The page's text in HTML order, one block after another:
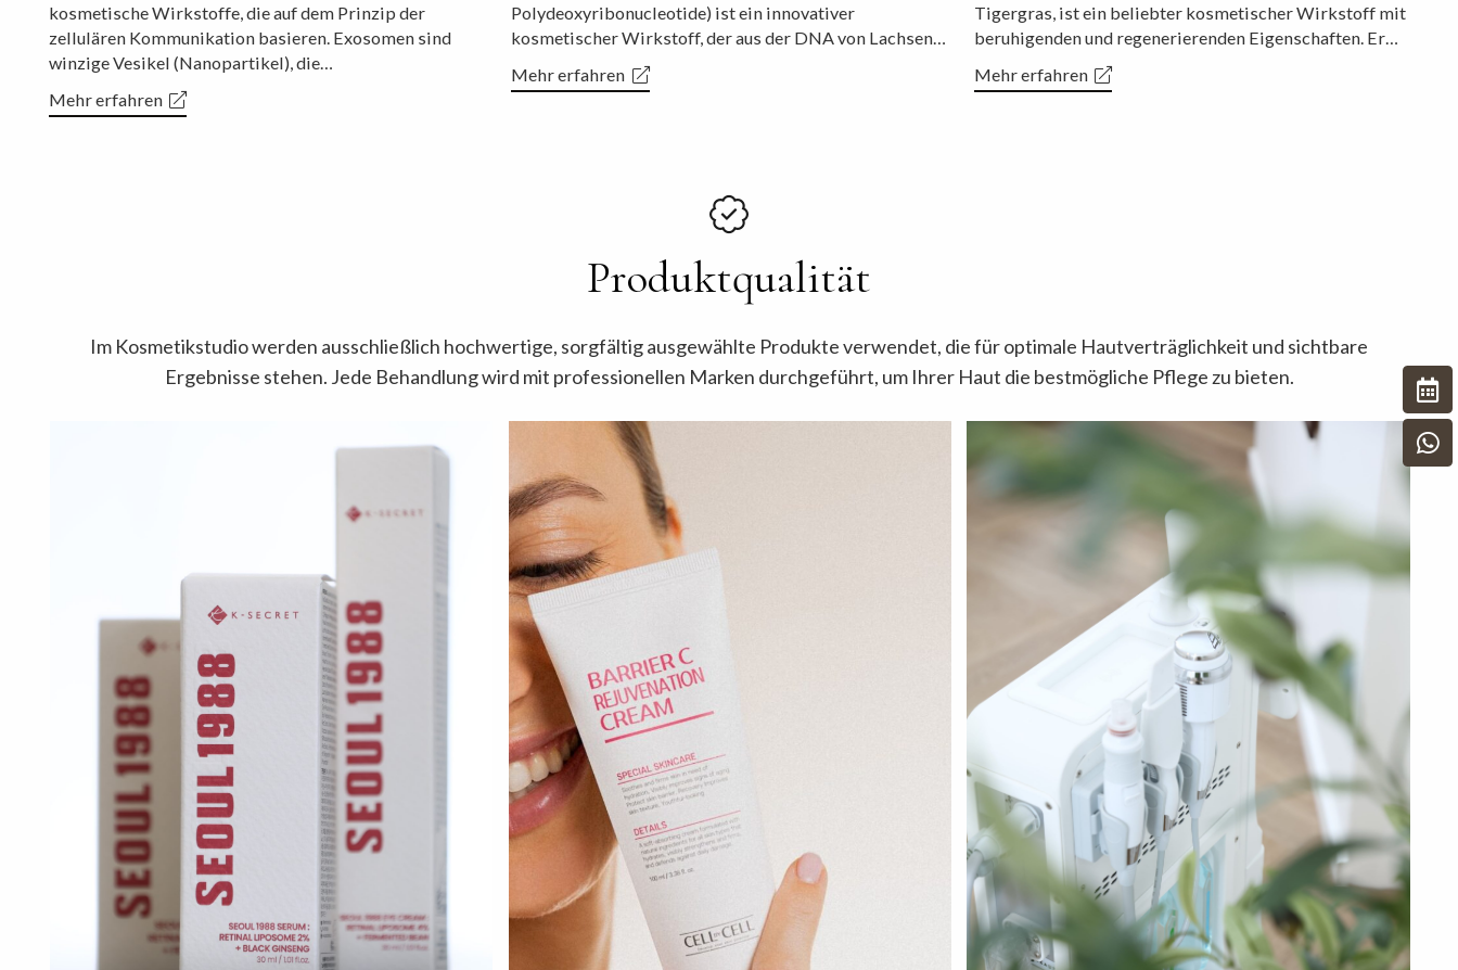
kosmetische Wirkstoffe, die auf dem Prinzip der
zellulären Kommunikation basieren. Exosomen sind
winzige Vesikel (Nanopartikel), die…
Mehr erfahren
Polydeoxyribonucleotide) ist ein innovativer
kosmetischer Wirkstoff, der aus der DNA von Lachsen…
Mehr erfahren
Tigergras, ist ein beliebter kosmetischer Wirkstoff mit
beruhigenden und regenerierenden Eigenschaften. Er…
Mehr erfahren
Produktqualität
Im Kosmetikstudio werden ausschließlich hochwertige, sorgfältig ausgewählte Produkte verwendet, die für optimale Hautverträglichkeit und sichtbare
Ergebnisse stehen. Jede Behandlung wird mit professionellen Marken durchgeführt, um Ihrer Haut die bestmögliche Pflege zu bieten.